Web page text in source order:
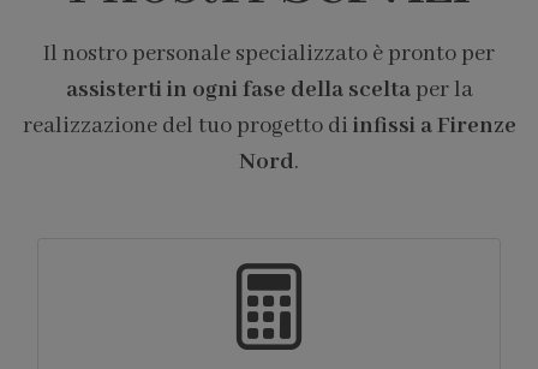
Il nostro personale specializzato è pronto per
assisterti in ogni fase della sceltaper la
realizzazione del tuo progetto di infissi a Firenze
Nord.